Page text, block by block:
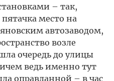
– так,
место на
автозаводом,
возле
очередь до улицы
ведь именно тут
оправданной – в час